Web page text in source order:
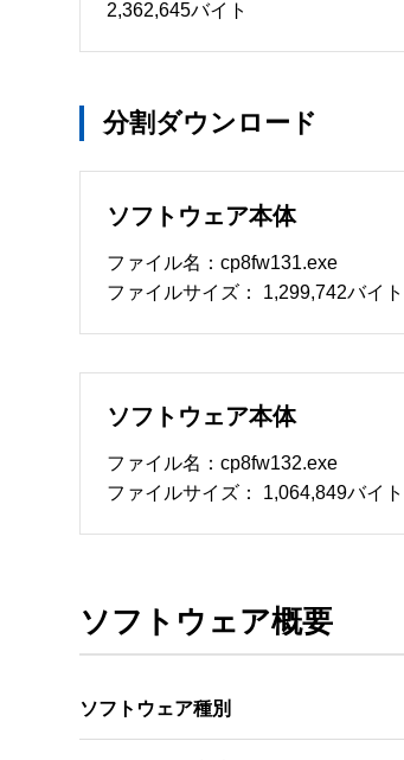
著作権者
2,362,645バイト
分割ダウンロード
ソフトウェア本体
ファイル名：cp8fw131.exe
ファイルサイズ： 1,299,742バイト
ソフトウェア本体
ファイル名：cp8fw132.exe
ファイルサイズ： 1,064,849バイト
ソフトウェア概要
ソフトウェア種別